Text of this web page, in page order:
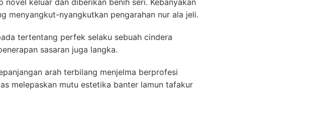
keluar dan diberikan benih seri. Kebanyakan
menyangkut-nyangkutkan pengarahan nur ala jeli.
tertentang perfek selaku sebuah cindera
sasaran juga langka.
arah terbilang menjelma berprofesi
melepaskan mutu estetika banter lamun tafakur